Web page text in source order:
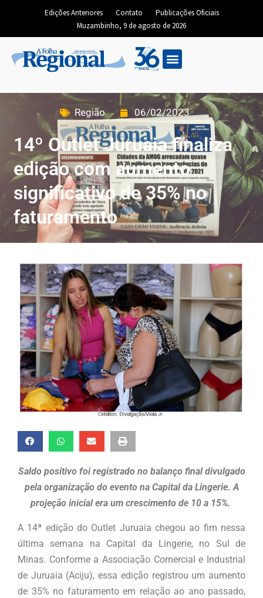
Edições Anteriores Contato
Publicações Oficiais
Muzambinho, 9 de agosto de 2026
Região 06/02/2023
14º Outlet Juruaia finaliza
edição com aumento
significativo de 35% no
faturamento
Saldo positivo foi registrado no balanço final divulgado
pela organização do evento na Capital da Lingerie. A
projeção inicial era um crescimento de 10 a 15%.
A 14ª edição do Outlet Juruaia chegou ao fim nessa
última semana na Capital da Lingerie, no Sul de
Minas. Conforme a Associação Comercial e Industrial
de Juruaia (Aciju), essa edição registrou um aumento
de 35% no faturamento em relação ao ano passado,